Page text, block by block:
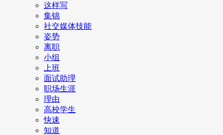
这样写
集锦
社交媒体技能
姿势
离职
小组
上班
面试助理
职场生涯
理由
高校学生
快速
知道